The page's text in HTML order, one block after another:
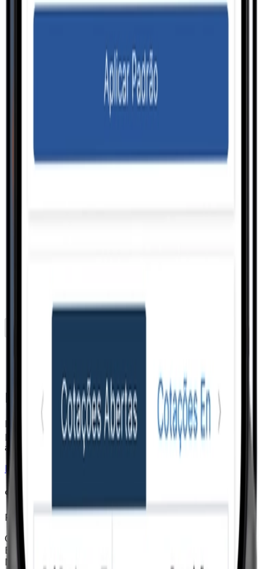
Serviços e Assistência Técnica
Sistemas Especialistas
Comercial
Conhecer
Fale com um especialista.
Preencha os dados ao lado e entraremos em contato
para apresentar o VSat e entender como ele pode
apoiar sua operação.
Entrar em contato
Quero conhecer o VSat
Passo 1 de 2 — Contato
Contato
Empresa
Nome